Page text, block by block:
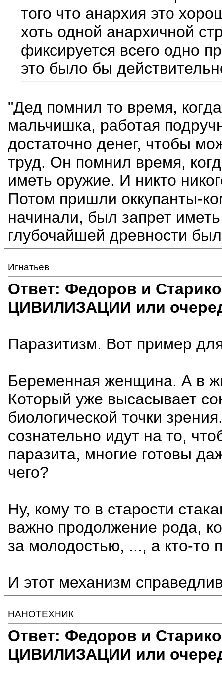
того что анархия это
хоть одной анархичной
фиксируется всего одно
это было бы
"Дед помнил то время,
мальчишка, работая
достаточно денег, чтобы
труд. Он помнил время,
иметь оружие. И никто
Потом пришли оккупанты-
начинали, был запрет
глубочайшей древности
Игнатьев
Ответ: Федоров и
ЦИВИЛИЗАЦИИ или
Паразитизм. Вот пример
Беременная женщина. А в
Который уже высасывает
биологической точки
сознательно идут на то,
паразита, многие готовы
чего?
Ну, кому то в старости
важно продолжение рода,
за молодостью, ..., а кто-то
И этот механизм
НАНОТЕХНИК
Ответ: Федоров и
ЦИВИЛИЗАЦИИ или